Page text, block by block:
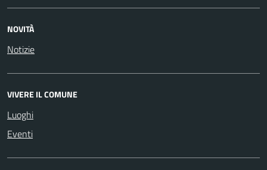
NOVITÀ
Notizie
VIVERE IL COMUNE
Luoghi
Eventi